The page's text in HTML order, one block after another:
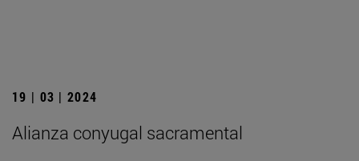
19 | 03 | 2024
Alianza conyugal sacramental